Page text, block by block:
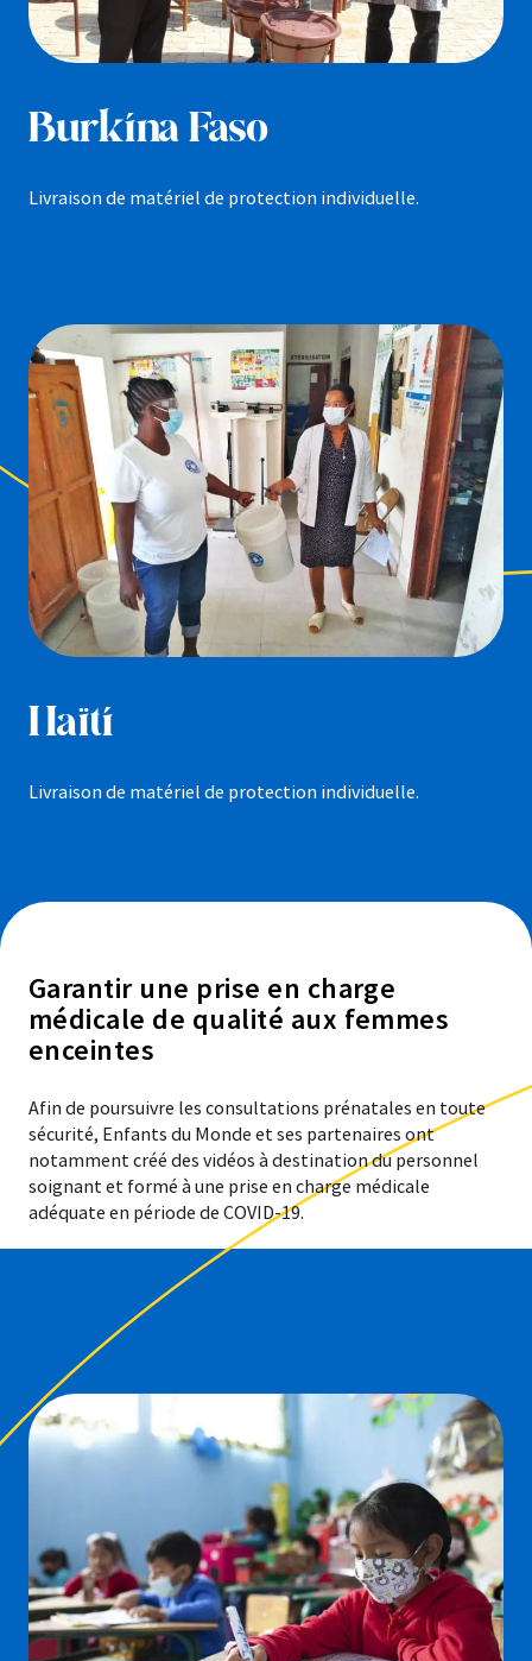
Burkina Faso
Livraison de matériel de protection individuelle.
Haïti
Livraison de matériel de protection individuelle.
Garantir une prise en charge
médicale de qualité aux femmes
enceintes
Afin de poursuivre les consultations prénatales en toute
sécurité, Enfants du Monde et ses partenaires ont
notamment créé des vidéos à destination du personnel
soignant et formé à une prise en charge médicale
adéquate en période de COVID-19.